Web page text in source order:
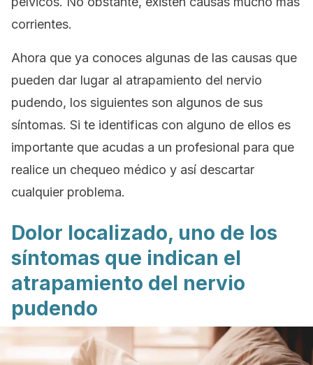
corrientes.
Ahora que ya conoces algunas de las causas que
pueden dar lugar al atrapamiento del nervio
pudendo, los siguientes son algunos de sus
síntomas. Si te identificas con alguno de ellos es
importante que acudas a un profesional para que
realice un chequeo médico y así descartar
cualquier problema.
Dolor localizado, uno de los
síntomas que indican el
atrapamiento del nervio
pudendo